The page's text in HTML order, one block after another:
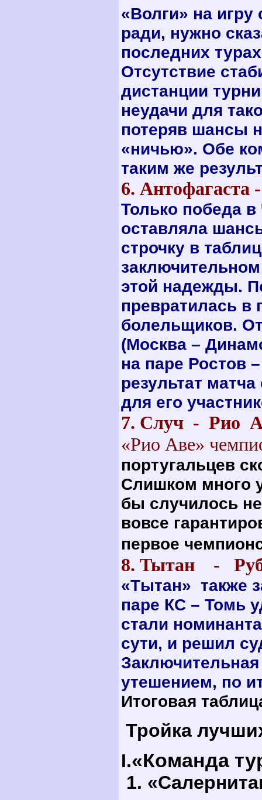
«Волги» на
ради, нужно
последних
Отсутствие
дистанции
неудачи для
потеряв шансы
«ничью». Обе
таким же
6.
Только победа
оставляла
строчку в
этой надежды.
превратилась в
болельщиков.
(Москва –
на паре Ростов
результат
для его
7. Случ -
«Рио Аве»
португальцев
Слишком много
бы случилось
вовсе
первое
8. Тытан -
«Тытан» также
паре КС – Томь
стали
сути, и решил
утешением, по
Итоговая
Тройка
I.«Команда
1.